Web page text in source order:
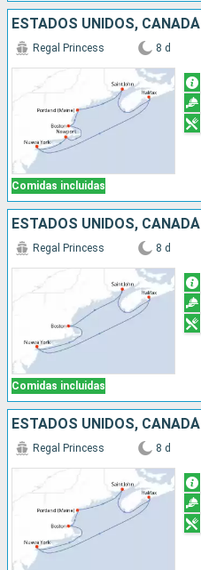
ESTADOS UNIDOS, CANADÁ
Comidas incluidas
Regal Princess 8 d
ESTADOS UNIDOS, CANADÁ
Comidas incluidas
Regal Princess 8 d
ESTADOS UNIDOS, CANADÁ
Regal Princess 8 d